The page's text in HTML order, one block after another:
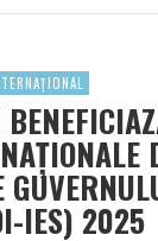
IES) 2025